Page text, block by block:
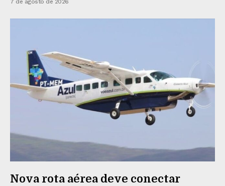
7 de agosto de 2026
Nova rota aérea deve conectar